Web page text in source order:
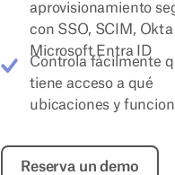
aprovisionamiento
con SSO, SCIM, Okta
Microsoft Entra ID
Controla fácilmente
tiene acceso a qué
ubicaciones y
Reserva un
Reserva un demo